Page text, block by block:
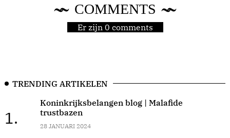
COMMENTS
Er zijn 0 comments
TRENDING ARTIKELEN
1.
Koninkrijksbelangen blog | Malafide
trustbazen
28 JANUARI 2024